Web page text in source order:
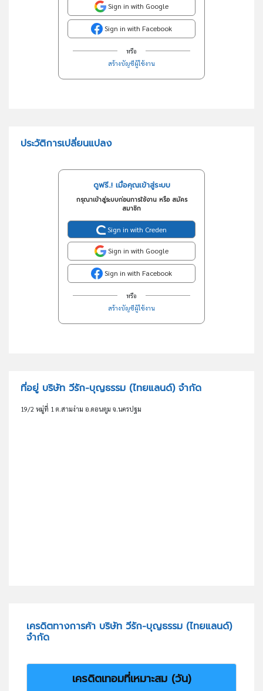
Sign in with Google
Sign in with Facebook
หรือ
สร้างบัญชีผู้ใช้งาน
ประวัติการเปลี่ยนแปลง
ดูฟรี..! เมื่อคุณเข้าสู่ระบบ
กรุณาเข้าสู่ระบบก่อนการใช้งาน หรือ สมัคร
สมาชิก
Sign in with Creden
Sign in with Google
Sign in with Facebook
หรือ
สร้างบัญชีผู้ใช้งาน
ที่อยู่ บริษัท วีรัก-บุญธรรม (ไทยแลนด์) จำกัด
19/2 หมู่ที่ 1 ต.สามง่าม อ.ดอนตูม จ.นครปฐม
เครดิตทางการค้า บริษัท วีรัก-บุญธรรม (ไทยแลนด์)
จำกัด
เครดิตเทอมที่เหมาะสม (วัน)